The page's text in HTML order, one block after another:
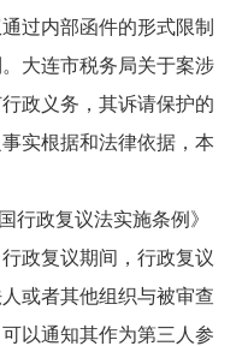
过内部函件的形式限制
大连市税务局关于案涉
政义务，其诉请保护的
实根据和法律依据，本
政复议法实施条例》
政复议期间，行政复议
或者其他组织与被审查
以通知其作为第三人参